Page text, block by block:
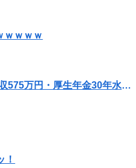
ｗｗｗｗ
【速報】外国人の「永住許可」取得を厳格化へ 日本語能力に加え「年収575万円・厚生年金30年水準」を要求か ※国籍取得ではありません
！